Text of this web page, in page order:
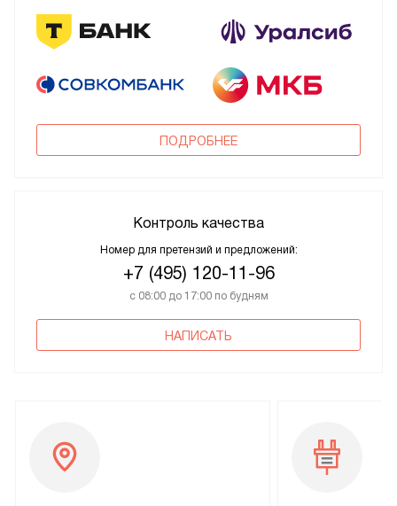
ПОДРОБНЕЕ
Контроль качества
Номер для претензий и предложений:
+7 (495) 120-11-96
с 08:00 до 17:00 по будням
НАПИСАТЬ